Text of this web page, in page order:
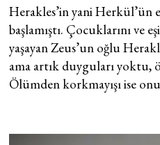
Herakles’in yani Herkül’ün
başlamıştı. Çocuklarını ve
yaşayan Zeus’un oğlu
ama artık duyguları
Ölümden korkmayışı ise